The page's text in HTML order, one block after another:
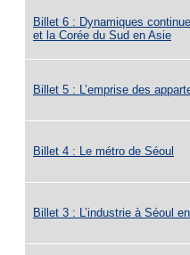
Billet 6 : Dynamiques
et la Corée du Sud en Asie
Billet 5 : L’emprise des
Billet 4 : Le métro de Séoul
Billet 3 : L’industrie à Séoul